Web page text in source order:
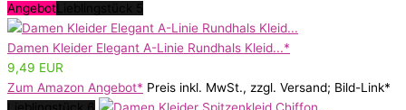
Angebot
Damen Kleider Elegant A-Linie Rundhals Kleid...*
9,49 EUR
Zum Amazon Angebot* Preis inkl. MwSt., zzgl. Versand; Bild-Link*